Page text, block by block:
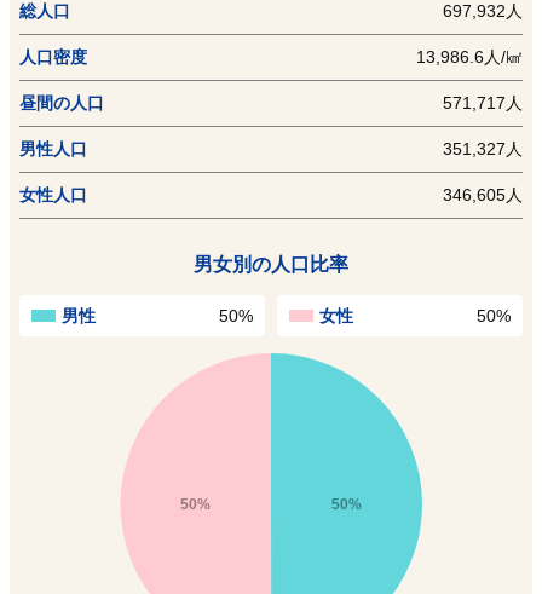
総人口 697,932人
人口密度 13,986.6人/㎢
昼間の人口 571,717人
男性人口 351,327人
女性人口 346,605人
男女別の人口比率
男性 50% 女性 50%
50%
50%